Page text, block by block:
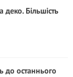
Більшість